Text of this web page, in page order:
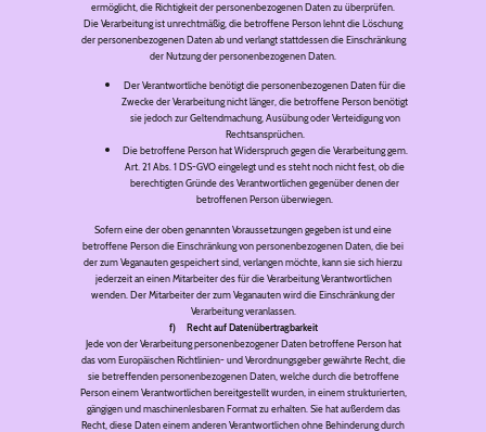
ermöglicht, die Richtigkeit der personenbezogenen Daten zu überprüfen.
Die Verarbeitung ist unrechtmäßig, die betroffene Person lehnt die Löschung
der personenbezogenen Daten ab und verlangt stattdessen die Einschränkung
der Nutzung der personenbezogenen Daten.
Der Verantwortliche benötigt die personenbezogenen Daten für die
Zwecke der Verarbeitung nicht länger, die betroffene Person benötigt
sie jedoch zur Geltendmachung, Ausübung oder Verteidigung von
Rechtsansprüchen.
Die betroffene Person hat Widerspruch gegen die Verarbeitung gem.
Art. 21 Abs. 1 DS-GVO eingelegt und es steht noch nicht fest, ob die
berechtigten Gründe des Verantwortlichen gegenüber denen der
betroffenen Person überwiegen.
Sofern eine der oben genannten Voraussetzungen gegeben ist und eine
betroffene Person die Einschränkung von personenbezogenen Daten, die bei
der zum Veganauten gespeichert sind, verlangen möchte, kann sie sich hierzu
jederzeit an einen Mitarbeiter des für die Verarbeitung Verantwortlichen
wenden. Der Mitarbeiter der zum Veganauten wird die Einschränkung der
Verarbeitung veranlassen.
f) Recht auf Datenübertragbarkeit
Jede von der Verarbeitung personenbezogener Daten betroffene Person hat
das vom Europäischen Richtlinien- und Verordnungsgeber gewährte Recht, die
sie betreffenden personenbezogenen Daten, welche durch die betroffene
Person einem Verantwortlichen bereitgestellt wurden, in einem strukturierten,
gängigen und maschinenlesbaren Format zu erhalten. Sie hat außerdem das
Recht, diese Daten einem anderen Verantwortlichen ohne Behinderung durch